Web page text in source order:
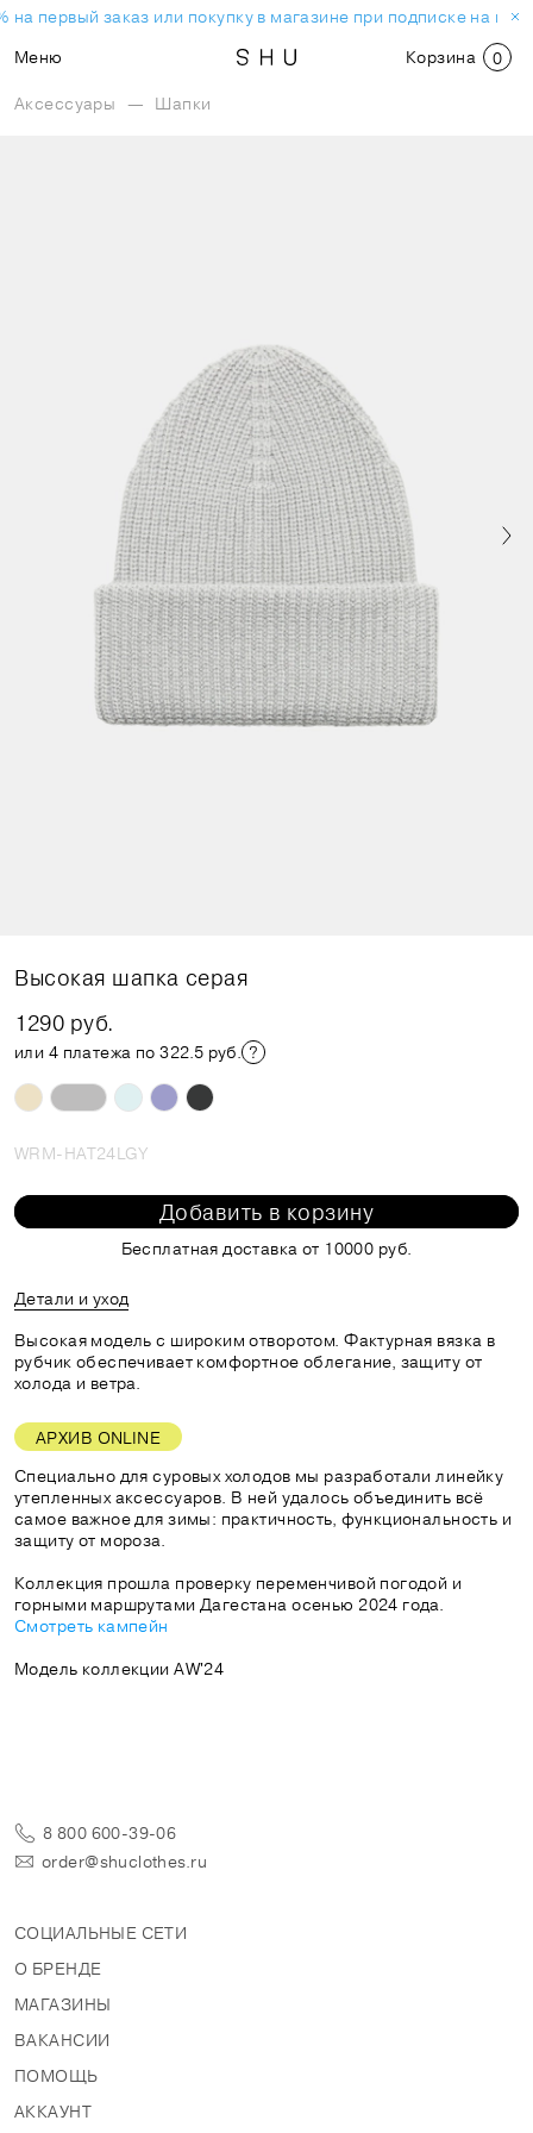
на первый заказ или покупку в магазине при подписке на
Меню
Корзина 0
Аксессуары — Шапки
Высокая шапка серая
1290 руб.
или 4 платежа по 322.5 руб.
WRM-HAT24LGY
Добавить в корзину
Бесплатная доставка от 10000 руб.
Детали и уход
Высокая модель с широким отворотом. Фактурная вязка в
рубчик обеспечивает комфортное облегание, защиту от
холода и ветра.
АРХИВ ONLINE
Специально для суровых холодов мы разработали линейку
утепленных аксессуаров. В ней удалось объединить всё
самое важное для зимы: практичность, функциональность и
защиту от мороза.
Коллекция прошла проверку переменчивой погодой и
горными маршрутами Дагестана осенью 2024 года.
Смотреть кампейн
Модель коллекции AW'24
8 800 600-39-06
order@shuclothes.ru
СОЦИАЛЬНЫЕ СЕТИ
О БРЕНДЕ
МАГАЗИНЫ
ВАКАНСИИ
ПОМОЩЬ
АККАУНТ